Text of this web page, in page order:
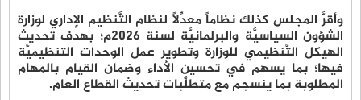
وأقرَّ المجلس كذلك نظاماً معدِّلاً لنظام التَّنظيم الإداري لوزارة
الشؤون السياسيَّة والبرلمانيَّة لسنة 2026م؛ بهدف تحديث
الهيكل التَّنظيمي للوزارة وتطوير عمل الوحدات التنظيميَّة
فيها؛ بما يسهم في تحسين الأداء وضمان القيام بالمهام
المطلوبة بما ينسجم مع متطلَّبات تحديث القطاع العام.